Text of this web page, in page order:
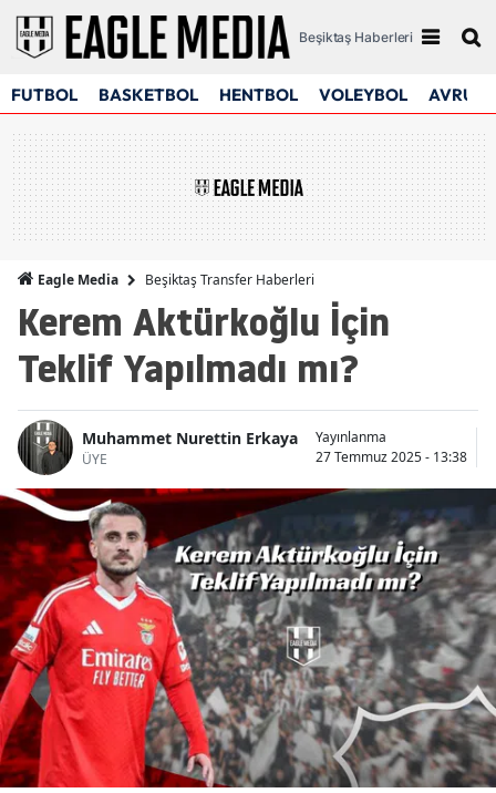
Beşiktaş Haberleri
FUTBOL BASKETBOL HENTBOL VOLEYBOL
Eagle Media Beşiktaş Transfer Haberleri
Kerem Aktürkoğlu İçin
Teklif Yapılmadı mı?
Muhammet Nurettin Erkaya
ÜYE
Yayınlanma
27 Temmuz 2025 - 13:38